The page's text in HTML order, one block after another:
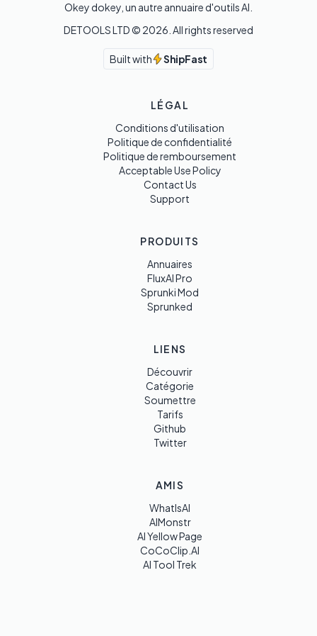
Okey dokey, un autre annuaire d'outils AI.
DETOOLS LTD © 2026 . All rights reserved
Built with ShipFast
LÉGAL
Conditions d'utilisation
Politique de confidentialité
Politique de remboursement
Acceptable Use Policy
Contact Us
Support
PRODUITS
Annuaires
FluxAI Pro
Sprunki Mod
Sprunked
LIENS
Découvrir
Catégorie
Soumettre
Tarifs
Github
Twitter
AMIS
WhatIsAI
AIMonstr
AI Yellow Page
CoCoClip.AI
AI Tool Trek